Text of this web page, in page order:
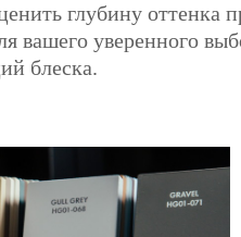
глубину оттенка
вашего уверенного
блеска.